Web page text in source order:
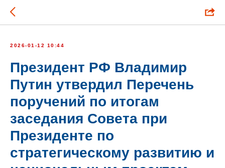
2026-01-12 10:44
Президент РФ Владимир
Путин утвердил Перечень
поручений по итогам
заседания Совета при
Президенте по
стратегическому развитию и